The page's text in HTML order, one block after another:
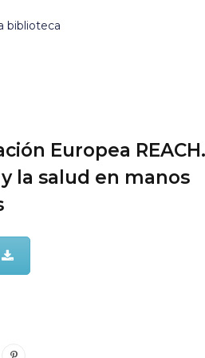
biblioteca
Europea REACH.
la salud en manos